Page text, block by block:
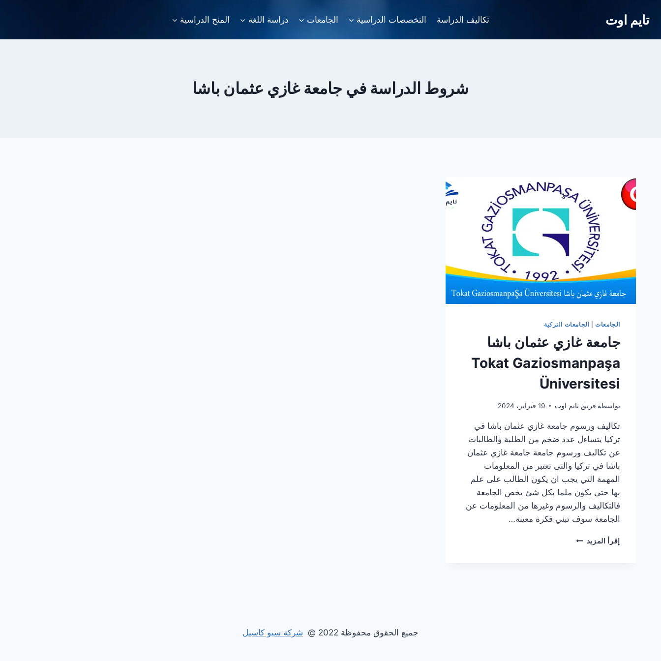
تايم اوت تكاليف الدراسة التخصصات الدراسية الجامعات دراسة اللغة المنح الدراسية
شروط الدراسة في جامعة غازي عثمان باشا
الجامعات| الجامعات التركية
جامعة غازي عثمان باشا
Tokat Gaziosmanpaşa
Üniversitesi
بواسطة فريق تايم اوت 19 فبراير، 2024
تكاليف ورسوم جامعة غازي عثمان باشا في
تركيا يتساءل عدد ضخم من الطلبة والطالبات
عن تكاليف ورسوم جامعة جامعة غازي عثمان
باشا في تركيا والتى تعتبر من المعلومات
المهمة التي يجب ان يكون الطالب على علم
بها حتى يكون ملما بكل شئ يخص الجامعة
فالتكاليف والرسوم وغيرها من المعلومات عن
الجامعة سوف تبني فكرة معينة…
إقرأ المزيد جامعة
جميع الحقوق محفوظة 2022 @ شركة سيو كاسيل